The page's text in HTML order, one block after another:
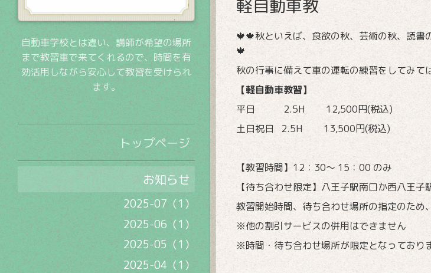
軽自動車教
🍁🍁秋といえば、食欲の秋、芸術の秋、読
🍁
秋の行事に備えて車の運転の練習をしてみて
【軽自動車教習】
平日 2.5H 12,500円(税込)
土日祝日 2.5H 13,500円(税込)
【教習時間】12：30〜 15：00 のみ
【待ち合わせ限定】八王子駅南口か西八王子
教習開始時間、待ち合わせ場所の指定のため
※他の割引サービスの併用はできません
※時間・待ち合わせ場所が限定となっており
自動車学校とは違い、講師が希望の場所
まで教習車で来てくれるので、時間を有
効活用しながら安心して教習を受けられ
ます。
トップページ
お知らせ
2025-07（1）
2025-06（1）
2025-05（1）
2025-04（1）